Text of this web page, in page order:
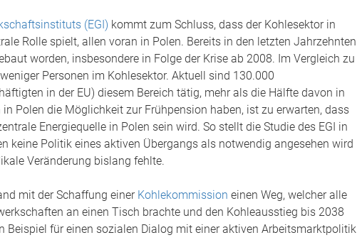
(EGI) kommt zum Schluss, dass der Kohlesektor in
Rolle spielt, allen voran in Polen. Bereits in den letzten Jahrzehnten
worden, insbesondere in Folge der Krise ab 2008. Im Vergleich zu
Personen im Kohlesektor. Aktuell sind 130.000
in der EU) diesem Bereich tätig, mehr als die Hälfte davon in
Polen die Möglichkeit zur Frühpension haben, ist zu erwarten, dass
Energiequelle in Polen sein wird. So stellt die Studie des EGI in
keine Politik eines aktiven Übergangs als notwendig angesehen wird
Veränderung bislang fehlte.
mit der Schaffung einer Kohlekommission einen Weg, welcher alle
an einen Tisch brachte und den Kohleausstieg bis 2038
Beispiel für einen sozialen Dialog mit einer aktiven Arbeitsmarktpolitik